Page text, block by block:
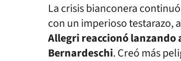
La crisis bianconera
con un imperioso testarazo,
Allegri reaccionó lanzando
Bernardeschi. Creó más